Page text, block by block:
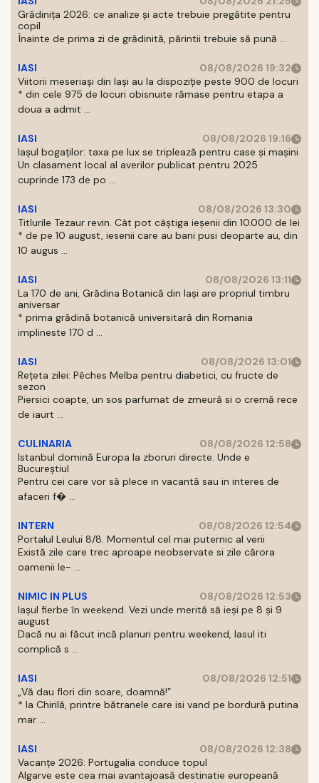
Grădinița 2026: ce analize și acte trebuie pregătite pentru
copil
Înainte de prima zi de grădinită, părintii trebuie să pună ...
IASI
08/08/2026 19:32
Viitorii meseriași din Iași au la dispoziție peste 900 de locuri
* din cele 975 de locuri obisnuite rămase pentru etapa a
doua a admit ...
IASI
08/08/2026 19:16
Iașul bogaților: taxa pe lux se triplează pentru case și mașini
Un clasament local al averilor publicat pentru 2025
cuprinde 173 de po ...
IASI
08/08/2026 13:30
Titlurile Tezaur revin. Cât pot câștiga ieșenii din 10.000 de lei
* de pe 10 august, iesenii care au bani pusi deoparte au, din
10 augus ...
IASI
08/08/2026 13:11
La 170 de ani, Grădina Botanică din Iași are propriul timbru
aniversar
* prima grădină botanică universitară din Romania
implineste 170 d ...
IASI
08/08/2026 13:01
Rețeta zilei: Pêches Melba pentru diabetici, cu fructe de
sezon
Piersici coapte, un sos parfumat de zmeură si o cremă rece
de iaurt ...
CULINARIA
08/08/2026 12:58
Istanbul domină Europa la zboruri directe. Unde e
Bucureștiul
Pentru cei care vor să plece in vacantă sau in interes de
afaceri f� ...
INTERN
08/08/2026 12:54
Portalul Leului 8/8. Momentul cel mai puternic al verii
Există zile care trec aproape neobservate si zile cărora
oamenii le- ...
NIMIC IN PLUS
08/08/2026 12:53
Iașul fierbe în weekend. Vezi unde merită să ieși pe 8 și 9
august
Dacă nu ai făcut incă planuri pentru weekend, Iasul iti
complică s ...
IASI
08/08/2026 12:51
„Vă dau flori din soare, doamnă!”
* la Chirilă, printre bătranele care isi vand pe bordură putina
mar ...
IASI
08/08/2026 12:38
Vacanțe 2026: Portugalia conduce topul
Algarve este cea mai avantajoasă destinatie europeană